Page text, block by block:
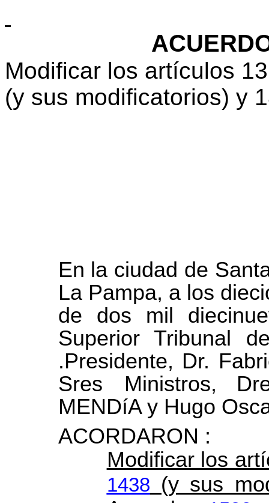
Modificar los artículos
(y sus modificatorios) y
En la ciudad de
La Pampa, a los
de dos mil
Superior Tribunal
.Presidente, Dr.
Sres
Ministros,
MENDíA y Hugo
ACORDARON :
Modificar los
1438 (y sus